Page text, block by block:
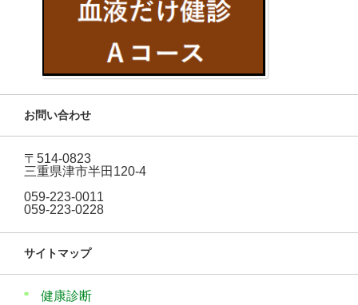
お問い合わせ
〒514-0823
三重県津市半田120-4
059-223-0011
059-223-0228
サイトマップ
健康診断